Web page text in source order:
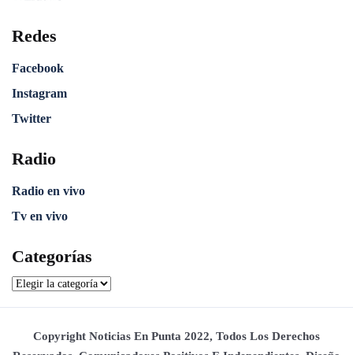
Redes
Facebook
Instagram
Twitter
Radio
Radio en vivo
Tv en vivo
Categorías
Copyright Noticias En Punta 2022, Todos Los Derechos